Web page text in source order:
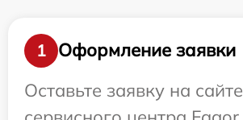
1
Оформление заявки
Оставьте заявку на сайте